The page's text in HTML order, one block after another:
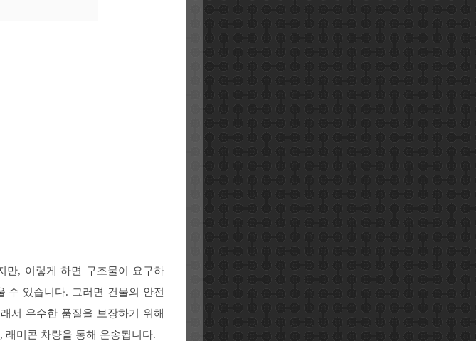
만, 이렇게 하면 구조물이 요구하
수 있습니다. 그러면 건물의 안전
서 우수한 품질을 보장하기 위해
래미콘 차량을 통해 운송됩니다.